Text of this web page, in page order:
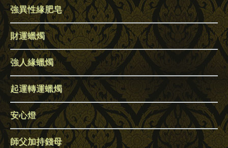
強異性緣肥皂
財運蠟燭
強人緣蠟燭
起運轉運蠟燭
安心燈
師父加持錢母